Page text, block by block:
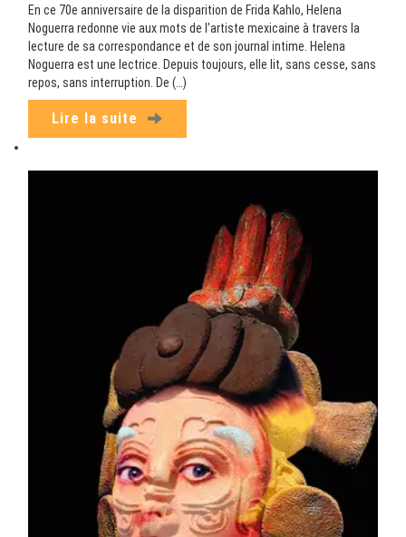
En ce 70e anniversaire de la disparition de Frida Kahlo, Helena
Noguerra redonne vie aux mots de l’artiste mexicaine à travers la
lecture de sa correspondance et de son journal intime. Helena
Noguerra est une lectrice. Depuis toujours, elle lit, sans cesse, sans
repos, sans interruption. De (…)
Lire la suite